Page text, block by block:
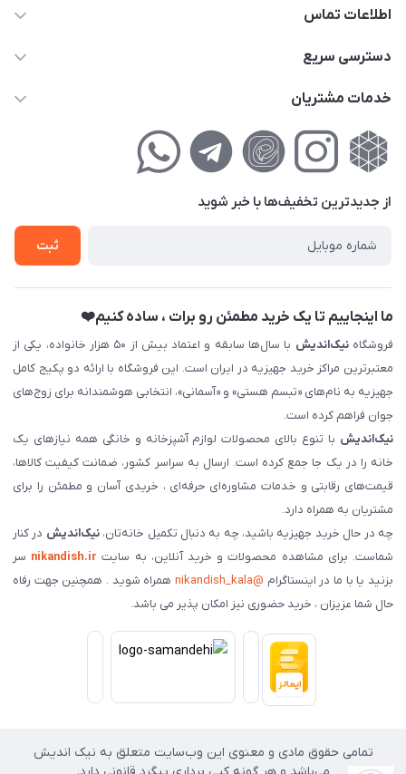
اطلاعات تماس
02177111474
کوچه گلریز 4 غربی ، پلاک 13
دسترسی سریع
حساب کاربری
لیست محصولات
خدمات مشتریان
راهنمای‌خرید‌آنلاین
حریم خصوصی
فروش‌اقساطی
از جدید‌ترین تخفیف‌ها با‌ خبر شوید
ثبت
ما اینجاییم تا یک خرید مطمئن رو برات ، ساده کنیم❤️
فروشگاهنیک‌اندیش
با سال‌ها سابقه و اعتماد بیش از ۵۰ هزار خانواده، یکی از
معتبرترین مراکز خرید جهیزیه در ایران است. این فروشگاه با ارائه دو پکیج کامل
جهیزیه به نام‌های «تبسم هستی» و «آسمانی»، انتخابی هوشمندانه برای زوج‌های
جوان فراهم کرده است.
نیک‌اندیش با تنوع بالای محصولات لوازم آشپزخانه و خانگی همه نیازهای یک
خانه را در یک جا جمع کرده است. ارسال به سراسر کشور، ضمانت کیفیت کالاها،
قیمت‌های رقابتی و خدمات مشاوره‌ای حرفه‌ای ، خریدی آسان و مطمئن را برای
مشتریان به همراه دارد.
چه در حال خرید جهیزیه باشید، چه به دنبال تکمیل خانه‌تان،نیک‌اندیش در کنار
شماست. برای مشاهده محصولات و خرید آنلاین، به سایت nikandish.ir سر
بزنید یا با ما در اینستاگرام @nikandish_kala
همراه شوید . همچنین جهت رفاه
حال شما عزیزان ، خرید حضوری نیز امکان پذیر می باشد.
تمامی حقوق مادی و معنوی این وب‌سایت متعلق به نیک اندیش